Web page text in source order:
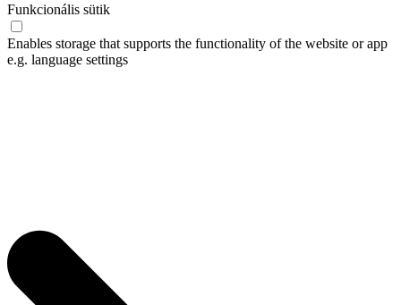
Funkcionális sütik
Enables storage that supports the functionality of the website or app
e.g. language settings